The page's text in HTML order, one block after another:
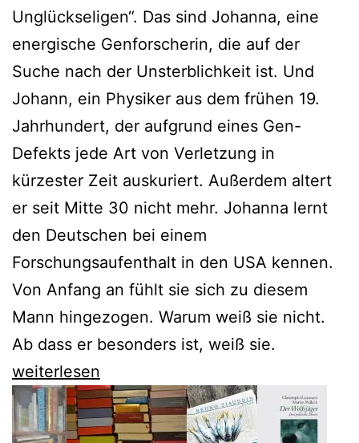
Unglückseligen“. Das sind Johanna, eine
energische Genforscherin, die auf der
Suche nach der Unsterblichkeit ist. Und
Johann, ein Physiker aus dem frühen 19.
Jahrhundert, der aufgrund eines Gen-
Defekts jede Art von Verletzung in
kürzester Zeit auskuriert. Außerdem altert
er seit Mitte 30 nicht mehr. Johanna lernt
den Deutschen bei einem
Forschungsaufenthalt in den USA kennen.
Von Anfang an fühlt sie sich zu diesem
Mann hingezogen. Warum weiß sie nicht.
Ab dass er besonders ist, weiß sie.
Thea
Dorn
sucht
weiterlesen